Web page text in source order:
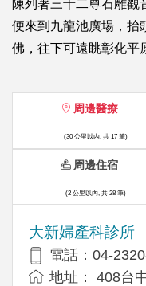
陳列著三十二尊石雕觀
便來到九龍池廣場，抬
佛，往下可遠眺彰化平
周邊醫療
(30 公里以內, 共 17 筆)
大新婦產科診所
電話：04-
地址： 408台
周邊住宿
(2 公里以內, 共 28 筆)